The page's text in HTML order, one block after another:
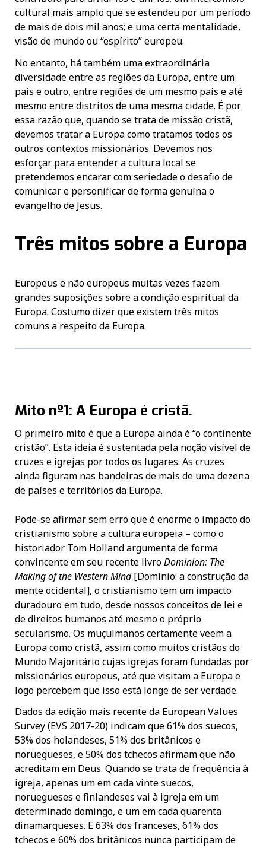
cultural mais amplo que se estendeu por um período
de mais de dois mil anos; e uma certa mentalidade,
visão de mundo ou “espírito” europeu.
No entanto, há também uma extraordinária
diversidade entre as regiões da Europa, entre um
país e outro, entre regiões de um mesmo país e até
mesmo entre distritos de uma mesma cidade. É por
essa razão que, quando se trata de missão cristã,
devemos tratar a Europa como tratamos todos os
outros contextos missionários. Devemos nos
esforçar para entender a cultura local se
pretendemos encarar com seriedade o desafio de
comunicar e personificar de forma genuína o
evangelho de Jesus.
Três mitos sobre a Europa
Europeus e não europeus muitas vezes fazem
grandes suposições sobre a condição espiritual da
Europa. Costumo dizer que existem três mitos
comuns a respeito da Europa.
Mito nº1: A Europa é cristã.
O primeiro mito é que a Europa ainda é “o continente
cristão”. Esta ideia é sustentada pela noção visível de
cruzes e igrejas por todos os lugares. As cruzes
ainda figuram nas bandeiras de mais de uma dezena
de países e territórios da Europa.
Pode-se afirmar sem erro que é enorme o impacto do
cristianismo sobre a cultura europeia – como o
historiador Tom Holland argumenta de forma
convincente em seu recente livroDominion: The
Making of the Western Mind[Domínio: a construção da
mente ocidental], o cristianismo tem um impacto
duradouro em tudo, desde nossos conceitos de lei e
de direitos humanos até mesmo o próprio
secularismo. Os muçulmanos certamente veem a
Europa como cristã, assim como muitos cristãos do
Mundo Majoritário cujas igrejas foram fundadas por
missionários europeus, até que visitam a Europa e
logo percebem que isso está longe de ser verdade.
Dados da edição mais recente da European Values
Survey (EVS 2017-20) indicam que 61% dos suecos,
53% dos holandeses, 51% dos britânicos e
noruegueses, e 50% dos tchecos afirmam que não
acreditam em Deus. Quando se trata de frequência à
igreja, apenas um em cada vinte suecos,
noruegueses e finlandeses vai à igreja em um
determinado domingo, e um em cada quarenta
dinamarqueses. E 63% dos franceses, 61% dos
tchecos e 60% dos britânicos nunca participam de